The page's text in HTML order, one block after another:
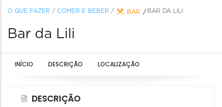
O QUE FAZER / COMER E BEBER / BAR BAR DA LILI
Bar da Lili
INÍCIO DESCRIÇÃO LOCALIZAÇÃO
DESCRIÇÃO